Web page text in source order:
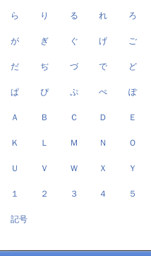
ら り る れ ろ
が ぎ ぐ げ ご
だ ぢ づ で ど
ぱ ぴ ぷ ぺ ぽ
Ａ Ｂ Ｃ Ｄ Ｅ
Ｋ Ｌ Ｍ Ｎ Ｏ
Ｕ Ｖ Ｗ Ｘ Ｙ
１ ２ ３ ４ ５
記号